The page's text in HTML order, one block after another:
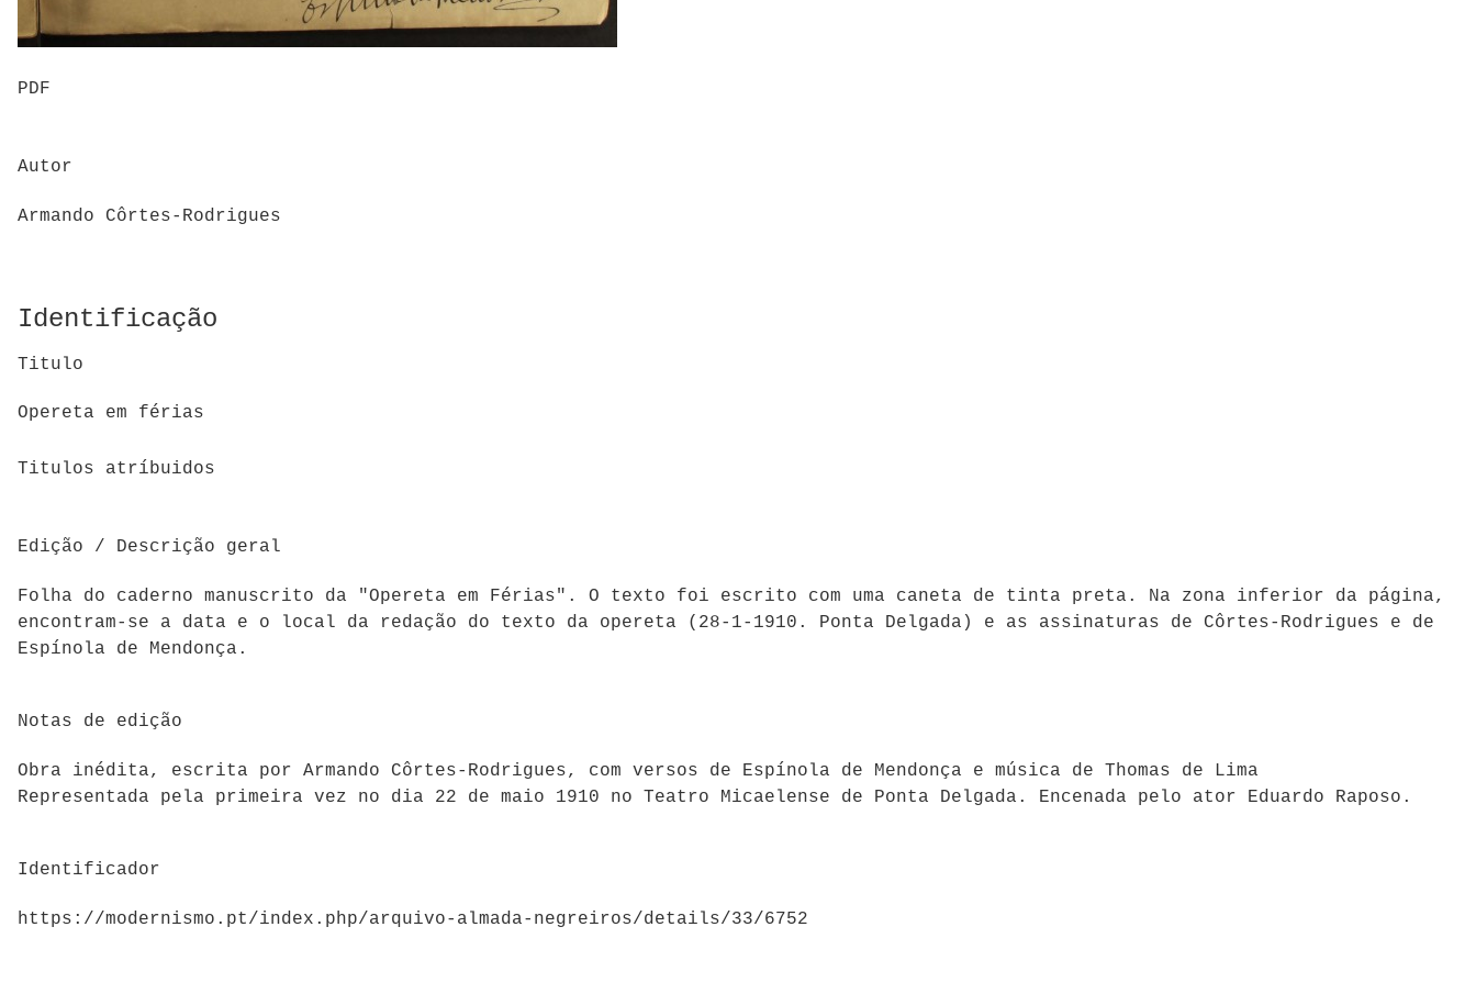
PDF
Autor
Armando Côrtes-Rodrigues
Identificação
Titulo
Opereta em férias
Titulos atríbuidos
Edição / Descrição geral
Folha do caderno manuscrito da "Opereta em Férias". O texto foi escrito com uma caneta de tinta preta. Na zona inferior da página,
encontram-se a data e o local da redação do texto da opereta (28-1-1910. Ponta Delgada) e as assinaturas de Côrtes-Rodrigues e de
Espínola de Mendonça.
Notas de edição
Obra inédita, escrita por Armando Côrtes-Rodrigues, com versos de Espínola de Mendonça e música de Thomas de Lima
Representada pela primeira vez no dia 22 de maio 1910 no Teatro Micaelense de Ponta Delgada. Encenada pelo ator Eduardo Raposo.
Identificador
https://modernismo.pt/index.php/arquivo-almada-negreiros/details/33/6752